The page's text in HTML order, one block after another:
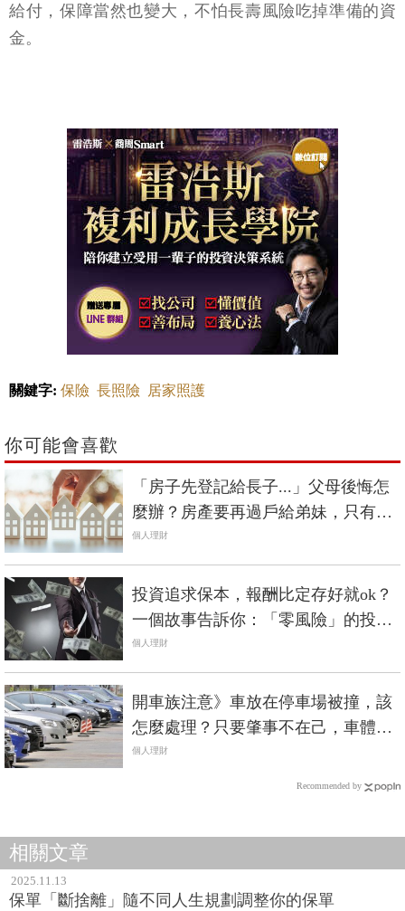
給付，保障當然也變大，不怕長壽風險吃掉準備的資
金。
關鍵字: 保險 長照險 居家照護
你可能會喜歡
「房子先登記給長子...」父母後悔怎
麼辦？房產要再過戶給弟妹，只有2
條路
個人理財
投資追求保本，報酬比定存好就ok？
一個故事告訴你：「零風險」的投
資，才是最大風險
個人理財
開車族注意》車放在停車場被撞，該
怎麼處理？只要肇事不在己，車體險
可以直接賠
個人理財
Recommended by
相關文章
2025.11.13
保單「斷捨離」隨不同人生規劃調整你的保單